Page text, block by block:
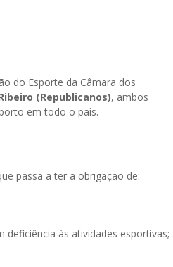
do Esporte da Câmara dos
(Republicanos), ambos
em todo o país.
passa a ter a obrigação de:
deficiência às atividades esportivas;